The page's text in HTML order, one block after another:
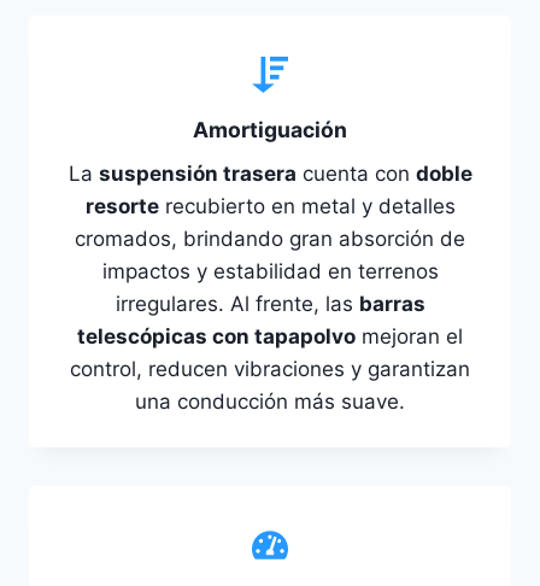
Amortiguación
La suspensión trasera cuenta con doble
resorterecubierto en metal y detalles
cromados, brindando gran absorción de
impactos y estabilidad en terrenos
irregulares. Al frente, las barras
telescópicas con tapapolvo mejoran el
control, reducen vibraciones y garantizan
una conducción más suave.